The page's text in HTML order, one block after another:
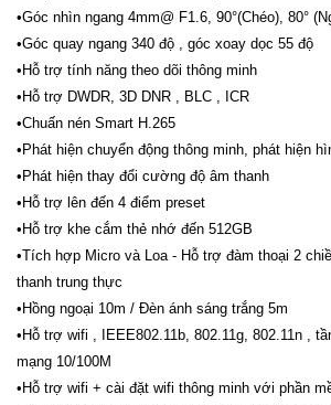
•Góc nhìn ngang 4mm@ F1.6, 90°(Chéo), 80°
•Góc quay ngang 340 độ , góc xoay dọc 55 độ
•Hỗ trợ tính năng theo dõi thông minh
•Hỗ trợ DWDR, 3D DNR , BLC , ICR
•Chuấn nén Smart H.265
•Phát hiện chuyển động thông minh, phát hiện
•Phát hiện thay đổi cường độ âm thanh
•Hỗ trợ lên đến 4 điểm preset
•Hỗ trợ khe cắm thẻ nhớ đến 512GB
•Tích hợp Micro và Loa - Hỗ trợ đàm thoại 2
thanh trung thực
•Hồng ngoại 10m / Đèn ánh sáng trắng 5m
•Hỗ trợ wifi , IEEE802.11b, 802.11g, 802.11n ,
mạng 10/100M
•Hỗ trợ wifi + cài đặt wifi thông minh với phần